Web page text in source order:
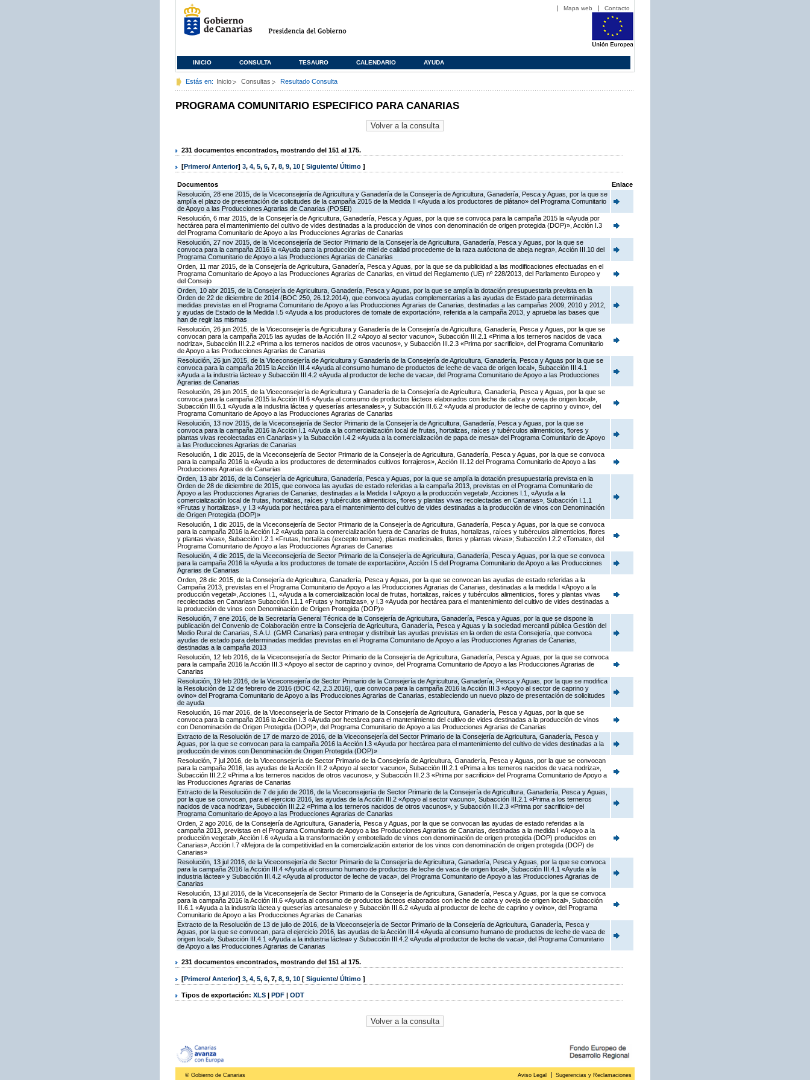
Mapa web Contacto
INICIO CONSULTA TESAURO CALENDARIO AYUDA
Estás en: Inicio Consultas Resultado Consulta
PROGRAMA COMUNITARIO ESPECIFICO PARA CANARIAS
231 documentos encontrados, mostrando del 151 al 175.
[Primero/ Anterior] 3, 4, 5, 6, 7, 8, 9, 10 [ Siguiente/ Último ]
Documentos
Enlace
Resolución, 28 ene 2015, de la Viceconsejería de Agricultura y Ganadería de la Consejería de Agricultura, Ganadería, Pesca y Aguas, por la que se
amplía el plazo de presentación de solicitudes de la campaña 2015 de la Medida II «Ayuda a los productores de plátano» del Programa Comunitario
de Apoyo a las Producciones Agrarias de Canarias (POSEI)
Resolución, 6 mar 2015, de la Consejería de Agricultura, Ganadería, Pesca y Aguas, por la que se convoca para la campaña 2015 la «Ayuda por
hectárea para el mantenimiento del cultivo de vides destinadas a la producción de vinos con denominación de origen protegida (DOP)», Acción I.3
del Programa Comunitario de Apoyo a las Producciones Agrarias de Canarias
Resolución, 27 nov 2015, de la Viceconsejería de Sector Primario de la Consejería de Agricultura, Ganadería, Pesca y Aguas, por la que se
convoca para la campaña 2016 la «Ayuda para la producción de miel de calidad procedente de la raza autóctona de abeja negra», Acción III.10 del
Programa Comunitario de Apoyo a las Producciones Agrarias de Canarias
Orden, 11 mar 2015, de la Consejería de Agricultura, Ganadería, Pesca y Aguas, por la que se da publicidad a las modificaciones efectuadas en el
Programa Comunitario de Apoyo a las Producciones Agrarias de Canarias, en virtud del Reglamento (UE) nº 228/2013, del Parlamento Europeo y
del Consejo
Orden, 10 abr 2015, de la Consejería de Agricultura, Ganadería, Pesca y Aguas, por la que se amplía la dotación presupuestaria prevista en la
Orden de 22 de diciembre de 2014 (BOC 250, 26.12.2014), que convoca ayudas complementarias a las ayudas de Estado para determinadas
medidas previstas en el Programa Comunitario de Apoyo a las Producciones Agrarias de Canarias, destinadas a las campañas 2009, 2010 y 2012,
y ayudas de Estado de la Medida I.5 «Ayuda a los productores de tomate de exportación», referida a la campaña 2013, y aprueba las bases que
han de regir las mismas
Resolución, 26 jun 2015, de la Viceconsejería de Agricultura y Ganadería de la Consejería de Agricultura, Ganadería, Pesca y Aguas, por la que se
convocan para la campaña 2015 las ayudas de la Acción III.2 «Apoyo al sector vacuno», Subacción III.2.1 «Prima a los terneros nacidos de vaca
nodriza», Subacción III.2.2 «Prima a los terneros nacidos de otros vacunos», y Subacción III.2.3 «Prima por sacrificio», del Programa Comunitario
de Apoyo a las Producciones Agrarias de Canarias
Resolución, 26 jun 2015, de la Viceconsejería de Agricultura y Ganadería de la Consejería de Agricultura, Ganadería, Pesca y Aguas por la que se
convoca para la campaña 2015 la Acción III.4 «Ayuda al consumo humano de productos de leche de vaca de origen local», Subacción III.4.1
«Ayuda a la industria láctea» y Subacción III.4.2 «Ayuda al productor de leche de vaca», del Programa Comunitario de Apoyo a las Producciones
Agrarias de Canarias
Resolución, 26 jun 2015, de la Viceconsejería de Agricultura y Ganadería de la Consejería de Agricultura, Ganadería, Pesca y Aguas, por la que se
convoca para la campaña 2015 la Acción III.6 «Ayuda al consumo de productos lácteos elaborados con leche de cabra y oveja de origen local»,
Subacción III.6.1 «Ayuda a la industria láctea y queserías artesanales», y Subacción III.6.2 «Ayuda al productor de leche de caprino y ovino», del
Programa Comunitario de Apoyo a las Producciones Agrarias de Canarias
Resolución, 13 nov 2015, de la Viceconsejería de Sector Primario de la Consejería de Agricultura, Ganadería, Pesca y Aguas, por la que se
convoca para la campaña 2016 la Acción I.1 «Ayuda a la comercialización local de frutas, hortalizas, raíces y tubérculos alimenticios, flores y
plantas vivas recolectadas en Canarias» y la Subacción I.4.2 «Ayuda a la comercialización de papa de mesa» del Programa Comunitario de Apoyo
a las Producciones Agrarias de Canarias
Resolución, 1 dic 2015, de la Viceconsejería de Sector Primario de la Consejería de Agricultura, Ganadería, Pesca y Aguas, por la que se convoca
para la campaña 2016 la «Ayuda a los productores de determinados cultivos forrajeros», Acción III.12 del Programa Comunitario de Apoyo a las
Producciones Agrarias de Canarias
Orden, 13 abr 2016, de la Consejería de Agricultura, Ganadería, Pesca y Aguas, por la que se amplía la dotación presupuestaría prevista en la
Orden de 28 de diciembre de 2015, que convoca las ayudas de estado referidas a la campaña 2013, previstas en el Programa Comunitario de
Apoyo a las Producciones Agrarias de Canarias, destinadas a la Medida I «Apoyo a la producción vegetal», Acciones I.1, «Ayuda a la
comercialización local de frutas, hortalizas, raíces y tubérculos alimenticios, flores y plantas vivas recolectadas en Canarias», Subacción I.1.1
«Frutas y hortalizas», y I.3 «Ayuda por hectárea para el mantenimiento del cultivo de vides destinadas a la producción de vinos con Denominación
de Origen Protegida (DOP)»
Resolución, 1 dic 2015, de la Viceconsejería de Sector Primario de la Consejería de Agricultura, Ganadería, Pesca y Aguas, por la que se convoca
para la campaña 2016 la Acción I.2 «Ayuda para la comercialización fuera de Canarias de frutas, hortalizas, raíces y tubérculos alimenticios, flores
y plantas vivas», Subacción I.2.1 «Frutas, hortalizas (excepto tomate), plantas medicinales, flores y plantas vivas»; Subacción I.2.2 «Tomate», del
Programa Comunitario de Apoyo a las Producciones Agrarias de Canarias
Resolución, 4 dic 2015, de la Viceconsejería de Sector Primario de la Consejería de Agricultura, Ganadería, Pesca y Aguas, por la que se convoca
para la campaña 2016 la «Ayuda a los productores de tomate de exportación», Acción I.5 del Programa Comunitario de Apoyo a las Producciones
Agrarias de Canarias
Orden, 28 dic 2015, de la Consejería de Agricultura, Ganadería, Pesca y Aguas, por la que se convocan las ayudas de estado referidas a la
Campaña 2013, previstas en el Programa Comunitario de Apoyo a las Producciones Agrarias de Canarias, destinadas a la medida I «Apoyo a la
producción vegetal», Acciones I.1, «Ayuda a la comercialización local de frutas, hortalizas, raíces y tubérculos alimenticios, flores y plantas vivas
recolectadas en Canarias» Subacción I.1.1 «Frutas y hortalizas», y I.3 «Ayuda por hectárea para el mantenimiento del cultivo de vides destinadas a
la producción de vinos con Denominación de Origen Protegida (DOP)»
Resolución, 7 ene 2016, de la Secretaría General Técnica de la Consejería de Agricultura, Ganadería, Pesca y Aguas, por la que se dispone la
publicación del Convenio de Colaboración entre la Consejería de Agricultura, Ganadería, Pesca y Aguas y la sociedad mercantil pública Gestión del
Medio Rural de Canarias, S.A.U. (GMR Canarias) para entregar y distribuir las ayudas previstas en la orden de esta Consejería, que convoca
ayudas de estado para determinadas medidas previstas en el Programa Comunitario de Apoyo a las Producciones Agrarias de Canarias,
destinadas a la campaña 2013
Resolución, 12 feb 2016, de la Viceconsejería de Sector Primario de la Consejería de Agricultura, Ganadería, Pesca y Aguas, por la que se convoca
para la campaña 2016 la Acción III.3 «Apoyo al sector de caprino y ovino», del Programa Comunitario de Apoyo a las Producciones Agrarias de
Canarias
Resolución, 19 feb 2016, de la Viceconsejería de Sector Primario de la Consejería de Agricultura, Ganadería, Pesca y Aguas, por la que se modifica
la Resolución de 12 de febrero de 2016 (BOC 42, 2.3.2016), que convoca para la campaña 2016 la Acción III.3 «Apoyo al sector de caprino y
ovino» del Programa Comunitario de Apoyo a las Producciones Agrarias de Canarias, estableciendo un nuevo plazo de presentación de solicitudes
de ayuda
Resolución, 16 mar 2016, de la Viceconsejería de Sector Primario de la Consejería de Agricultura, Ganadería, Pesca y Aguas, por la que se
convoca para la campaña 2016 la Acción I.3 «Ayuda por hectárea para el mantenimiento del cultivo de vides destinadas a la producción de vinos
con Denominación de Origen Protegida (DOP)», del Programa Comunitario de Apoyo a las Producciones Agrarias de Canarias
Extracto de la Resolución de 17 de marzo de 2016, de la Viceconsejería del Sector Primario de la Consejería de Agricultura, Ganadería, Pesca y
Aguas, por la que se convocan para la campaña 2016 la Acción I.3 «Ayuda por hectárea para el mantenimiento del cultivo de vides destinadas a la
producción de vinos con Denominación de Origen Protegida (DOP)»
Resolución, 7 jul 2016, de la Viceconsejería de Sector Primario de la Consejería de Agricultura, Ganadería, Pesca y Aguas, por la que se convocan
para la campaña 2016, las ayudas de la Acción III.2 «Apoyo al sector vacuno», Subacción III.2.1 «Prima a los terneros nacidos de vaca nodriza»,
Subacción III.2.2 «Prima a los terneros nacidos de otros vacunos», y Subacción III.2.3 «Prima por sacrificio» del Programa Comunitario de Apoyo a
las Producciones Agrarias de Canarias
Extracto de la Resolución de 7 de julio de 2016, de la Viceconsejería de Sector Primario de la Consejería de Agricultura, Ganadería, Pesca y Aguas,
por la que se convocan, para el ejercicio 2016, las ayudas de la Acción III.2 «Apoyo al sector vacuno», Subacción III.2.1 «Prima a los terneros
nacidos de vaca nodriza», Subacción III.2.2 «Prima a los terneros nacidos de otros vacunos», y Subacción III.2.3 «Prima por sacrificio» del
Programa Comunitario de Apoyo a las Producciones Agrarias de Canarias
Orden, 2 ago 2016, de la Consejería de Agricultura, Ganadería, Pesca y Aguas, por la que se convocan las ayudas de estado referidas a la
campaña 2013, previstas en el Programa Comunitario de Apoyo a las Producciones Agrarias de Canarias, destinadas a la medida I «Apoyo a la
producción vegetal», Acción I.6 «Ayuda a la transformación y embotellado de vinos con denominación de origen protegida (DOP) producidos en
Canarias», Acción I.7 «Mejora de la competitividad en la comercialización exterior de los vinos con denominación de origen protegida (DOP) de
Canarias»
Resolución, 13 jul 2016, de la Viceconsejería de Sector Primario de la Consejería de Agricultura, Ganadería, Pesca y Aguas, por la que se convoca
para la campaña 2016 la Acción III.4 «Ayuda al consumo humano de productos de leche de vaca de origen local», Subacción III.4.1 «Ayuda a la
industria láctea» y Subacción III.4.2 «Ayuda al productor de leche de vaca», del Programa Comunitario de Apoyo a las Producciones Agrarias de
Canarias
Resolución, 13 jul 2016, de la Viceconsejería de Sector Primario de la Consejería de Agricultura, Ganadería, Pesca y Aguas, por la que se convoca
para la campaña 2016 la Acción III.6 «Ayuda al consumo de productos lácteos elaborados con leche de cabra y oveja de origen local», Subacción
III.6.1 «Ayuda a la industria láctea y queserías artesanales» y Subacción III.6.2 «Ayuda al productor de leche de caprino y ovino», del Programa
Comunitario de Apoyo a las Producciones Agrarias de Canarias
Extracto de la Resolución de 13 de julio de 2016, de la Viceconsejería de Sector Primario de la Consejería de Agricultura, Ganadería, Pesca y
Aguas, por la que se convocan, para el ejercicio 2016, las ayudas de la Acción III.4 «Ayuda al consumo humano de productos de leche de vaca de
origen local», Subacción III.4.1 «Ayuda a la industria láctea» y Subacción III.4.2 «Ayuda al productor de leche de vaca», del Programa Comunitario
de Apoyo a las Producciones Agrarias de Canarias
231 documentos encontrados, mostrando del 151 al 175.
[Primero/ Anterior] 3, 4, 5, 6, 7, 8, 9, 10 [ Siguiente/ Último ]
Tipos de exportación: XLS | PDF | ODT
© Gobierno de Canarias Aviso Legal Sugerencias y Reclamaciones